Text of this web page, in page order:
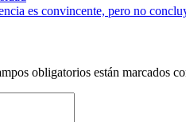
es convincente, pero no
obligatorios están marcados